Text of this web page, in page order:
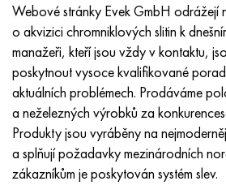
Webové stránky Evek GmbH odrážejí
o akvizici chromniklových slitin k
manažeři, kteří jsou vždy v kontaktu,
poskytnout vysoce kvalifikované
aktuálních problémech. Prodáváme
a neželezných výrobků za
Produkty jsou vyráběny na
a splňují požadavky mezinárodních
zákazníkům je poskytován systém slev.
Hastelloy c4
Hastelloy C22
Hastelloy C-276
Hastelloy C2000
Hastelloy 3
38XM, 42CrMo4, AISI 1,7225
40HH, 36NiCr6, AISI 3135
40XFA, 1,7223, AISI 4142
45X, 45h, 1,7035
45HN2MFA, k2425, 45hnmf